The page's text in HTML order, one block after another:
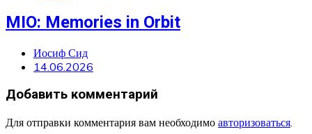
MIO: Memories in Orbit
Иосиф Сид
14.06.2026
Добавить комментарий
Для отправки комментария вам необходимо авторизоваться